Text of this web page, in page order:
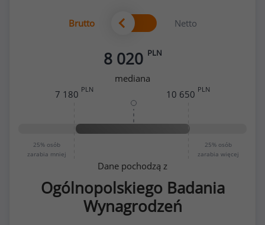
Brutto Netto
8 020 PLN
mediana
25% osób
zarabia mniej
25% osób
zarabia więcej
7 180 PLN 10 650 PLN
Dane pochodzą z
Ogólnopolskiego Badania
Wynagrodzeń